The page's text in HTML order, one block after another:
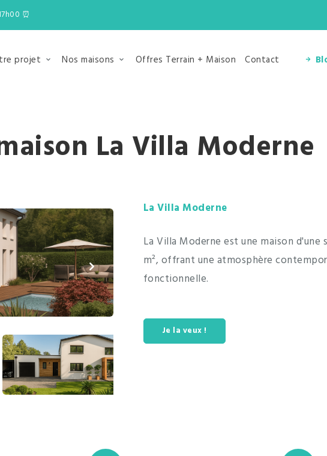
⏰
projet Nos maisons Offres Terrain + Maison Contact
La Villa Moderne
La Villa Moderne
La Villa Moderne est une maison d'une
m², offrant une atmosphère
fonctionnelle.
Je la veux !